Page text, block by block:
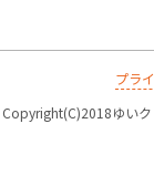
プラ
Copyright(C)2018ゆいク